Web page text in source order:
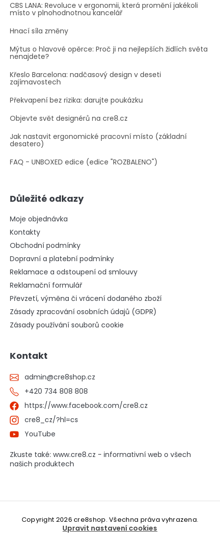
CBS LANA: Revoluce v ergonomii, která promění jakékoli
místo v plnohodnotnou kancelář
Hnací síla změny
Mýtus o hlavové opěrce: Proč ji na nejlepších židlích světa
nenajdete?
Křeslo Barcelona: nadčasový design v deseti
zajímavostech
Překvapení bez rizika: darujte poukázku
Objevte svět designérů na cre8.cz
Jak nastavit ergonomické pracovní místo (základní
desatero)
FAQ - UNBOXED edice (edice "ROZBALENO")
Důležité odkazy
Moje objednávka
Kontakty
Obchodní podmínky
Dopravní a platební podmínky
Reklamace a odstoupení od smlouvy
Reklamační formulář
Převzetí, výměna či vrácení dodaného zboží
Zásady zpracování osobních údajů (GDPR)
Zásady používání souborů cookie
Kontakt
admin@cre8shop.cz
+420 734 808 808
https://www.facebook.com/cre8.cz
cre8_cz/?hl=cs
YouTube
Zkuste také: www.cre8.cz - informativní web o všech
našich produktech
Copyright 2026cre8shop. Všechna práva vyhrazena.
Upravit nastavení cookies